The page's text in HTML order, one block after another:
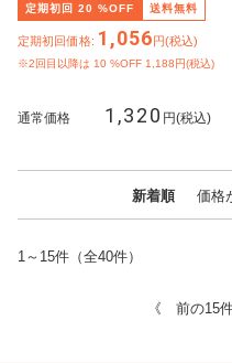
定期初回 20 %OFF 送料無料
定期初回価格: 1,056円(税込)
※2回目以降は 10 %OFF 1,188円(税込)
通常価格 1,320 円(税込)
新着順 価格
1～15件（全40件）
《 前の15